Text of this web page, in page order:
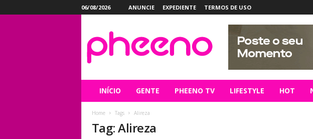
06/08/2026 ANUNCIE EXPEDIENTE TERMOS DE USO
INÍCIO GENTE PHEENO TV LIFESTYLE HOT
Home Tags Alireza
Tag: Alireza